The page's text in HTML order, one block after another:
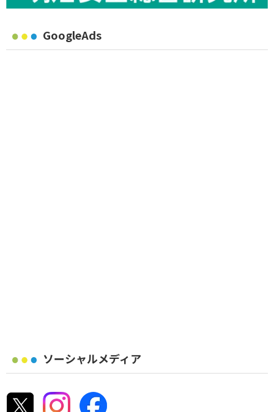
GoogleAds
ソーシャルメディア